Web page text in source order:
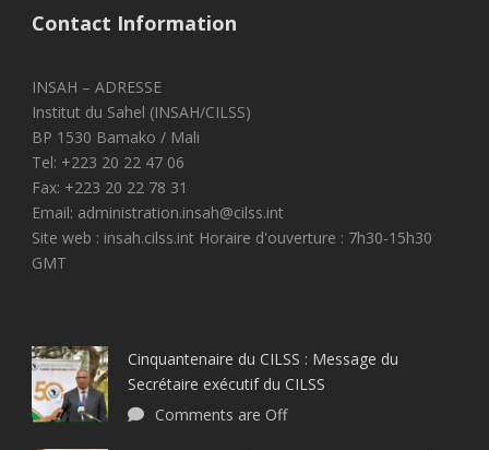
Contact Information
INSAH – ADRESSE
Institut du Sahel (INSAH/CILSS)
BP 1530 Bamako / Mali
Tel: +223 20 22 47 06
Fax: +223 20 22 78 31
Email: administration.insah@cilss.int
Site web : insah.cilss.int Horaire d'ouverture : 7h30-15h30
GMT
Cinquantenaire du CILSS : Message du
Secrétaire exécutif du CILSS
Comments are Off